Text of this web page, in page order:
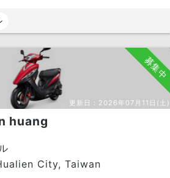
募集中
更新日： 2026年07月11日(土)
huang
City, Taiwan